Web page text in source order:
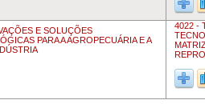
E SOLUÇÕES
PARA A AGROPECUÁRIA E A
4022 -